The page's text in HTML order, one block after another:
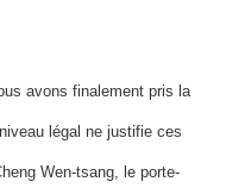
avons finalement pris la
légal ne justifie ces
Wen-tsang, le porte-